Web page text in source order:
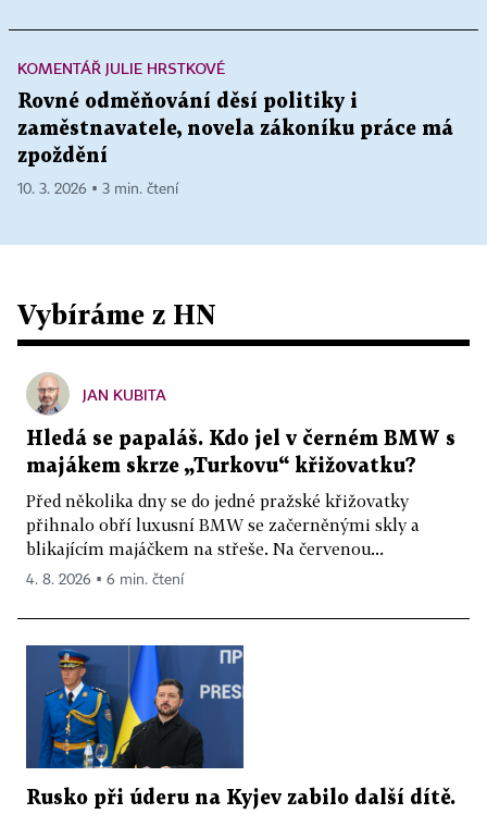
KOMENTÁŘ JULIE HRSTKOVÉ
Rovné odměňování děsí politiky i
zaměstnavatele, novela zákoníku práce má
zpoždění
10. 3. 2026 ▪ 3 min. čtení
Vybíráme z HN
JAN KUBITA
Hledá se papaláš. Kdo jel v černém BMW s
majákem skrze „Turkovu“ křižovatku?
Před několika dny se do jedné pražské křižovatky
přihnalo obří luxusní BMW se začerněnými skly a
blikajícím majáčkem na střeše. Na červenou...
4. 8. 2026 ▪ 6 min. čtení
Rusko při úderu na Kyjev zabilo další dítě.